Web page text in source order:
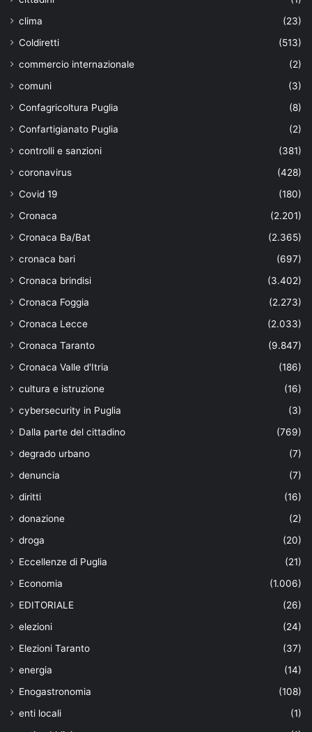
clima
(23)
Coldiretti
(513)
commercio internazionale
(2)
comuni
(3)
Confagricoltura Puglia
(8)
Confartigianato Puglia
(2)
controlli e sanzioni
(381)
coronavirus
(428)
Covid 19
(180)
Cronaca
(2.201)
Cronaca Ba/Bat
(2.365)
cronaca bari
(697)
Cronaca brindisi
(3.402)
Cronaca Foggia
(2.273)
Cronaca Lecce
(2.033)
Cronaca Taranto
(9.847)
Cronaca Valle d'Itria
(186)
cultura e istruzione
(16)
cybersecurity in Puglia
(3)
Dalla parte del cittadino
(769)
degrado urbano
(7)
denuncia
(7)
diritti
(16)
donazione
(2)
droga
(20)
Eccellenze di Puglia
(21)
Economia
(1.006)
EDITORIALE
(26)
elezioni
(24)
Elezioni Taranto
(37)
energia
(14)
Enogastronomia
(108)
enti locali
(1)